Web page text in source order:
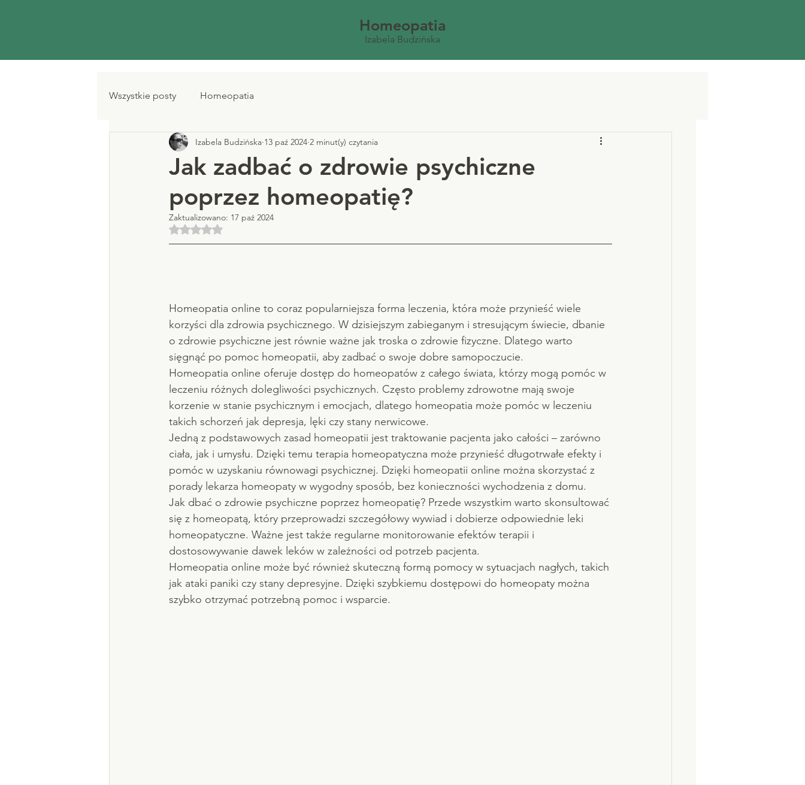
Izabela Budzińska
Homeopatia
Wszystkie posty Homeopatia
Jak zadbać o zdrowie psychiczne
poprzez homeopatię?
Izabela Budzińska 13 paź 2024 2 minut(y) czytania
Zaktualizowano: 17 paź 2024
Oceniono na NaN z 5 gwiazdek.
Homeopatia online to coraz popularniejsza forma leczenia, która może przynieść wiele
korzyści dla zdrowia psychicznego. W dzisiejszym zabieganym i stresującym świecie, dbanie
o zdrowie psychiczne jest równie ważne jak troska o zdrowie fizyczne. Dlatego warto
sięgnąć po pomoc homeopatii, aby zadbać o swoje dobre samopoczucie.
Homeopatia online oferuje dostęp do homeopatów z całego świata, którzy mogą pomóc w
leczeniu różnych dolegliwości psychicznych. Często problemy zdrowotne mają swoje
korzenie w stanie psychicznym i emocjach, dlatego homeopatia może pomóc w leczeniu
takich schorzeń jak depresja, lęki czy stany nerwicowe.
Jedną z podstawowych zasad homeopatii jest traktowanie pacjenta jako całości – zarówno
ciała, jak i umysłu. Dzięki temu terapia homeopatyczna może przynieść długotrwałe efekty i
pomóc w uzyskaniu równowagi psychicznej. Dzięki homeopatii online można skorzystać z
porady lekarza homeopaty w wygodny sposób, bez konieczności wychodzenia z domu.
Jak dbać o zdrowie psychiczne poprzez homeopatię? Przede wszystkim warto skonsultować
się z homeopatą, który przeprowadzi szczegółowy wywiad i dobierze odpowiednie leki
homeopatyczne. Ważne jest także regularne monitorowanie efektów terapii i
dostosowywanie dawek leków w zależności od potrzeb pacjenta.
Homeopatia online może być również skuteczną formą pomocy w sytuacjach nagłych, takich
jak ataki paniki czy stany depresyjne. Dzięki szybkiemu dostępowi do homeopaty można
szybko otrzymać potrzebną pomoc i wsparcie.